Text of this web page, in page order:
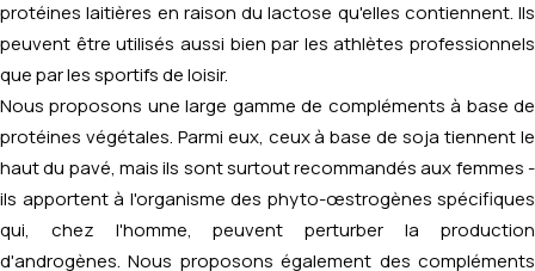
protéines laitières en raison du lactose qu'elles contiennent. Ils
peuvent être utilisés aussi bien par les athlètes professionnels
que par les sportifs de loisir.
Nous proposons une large gamme de compléments à base de
protéines végétales. Parmi eux, ceux à base de soja tiennent le
haut du pavé, mais ils sont surtout recommandés aux femmes -
ils apportent à l'organisme des phyto-œstrogènes spécifiques
qui, chez l'homme, peuvent perturber la production
d'androgènes. Nous proposons également des compléments